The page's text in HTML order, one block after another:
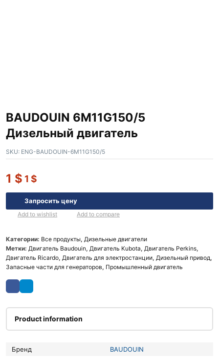
BAUDOUIN 6M11G150/5
Дизельный двигатель
SKU: ENG-BAUDOUIN-6M11G150/5
1 $ 1 $
Запросить цену
Add to wishlist Add to compare
Категории: Все продукты, Дизельные двигатели
Метки: Двигатель Baudouin, Двигатель Kubota, Двигатель Perkins,
Двигатель Ricardo, Двигатель для электростанции, Дизельный привод,
Запасные части для генераторов, Промышленный двигатель
Product information
Бренд
BAUDOUIN